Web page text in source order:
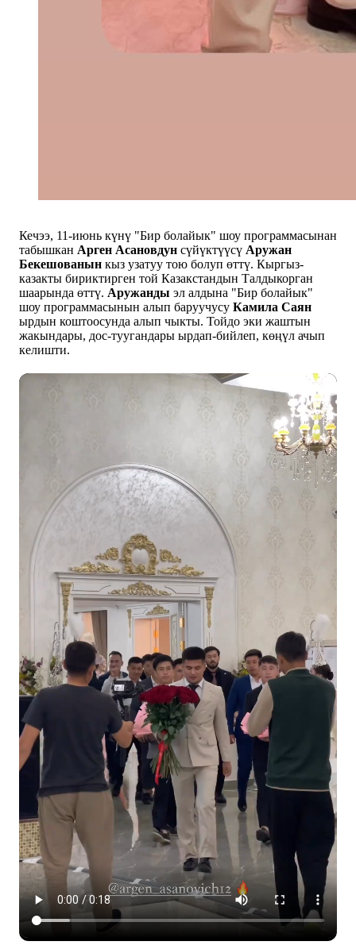
Кечээ, 11-июнь күнү "Бир болайык" шоу программасынан
табышкан Арген Асановдун сүйүктүүсү Аружан
Бекешованын кыз узатуу тою болуп өттү. Кыргыз-
казакты бириктирген той Казакстандын Талдыкорган
шаарында өттү. Аружанды эл алдына "Бир болайык"
шоу программасынын алып баруучусу Камила Саян
ырдын коштоосунда алып чыкты. Тойдо эки жаштын
жакындары, дос-туугандары ырдап-бийлеп, көңүл ачып
келишти.